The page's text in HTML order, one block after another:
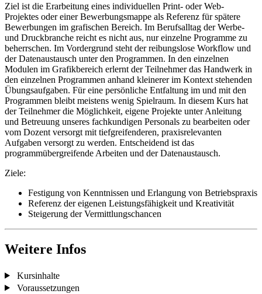
Ziel ist die Erarbeitung eines individuellen Print- oder Web-
Projektes oder einer Bewerbungsmappe als Referenz für spätere
Bewerbungen im grafischen Bereich. Im Berufsalltag der Werbe-
und Druckbranche reicht es nicht aus, nur einzelne Programme zu
beherrschen. Im Vordergrund steht der reibungslose Workflow und
der Datenaustausch unter den Programmen. In den einzelnen
Modulen im Grafikbereich erlernt der Teilnehmer das Handwerk in
den einzelnen Programmen anhand kleinerer im Kontext stehenden
Übungsaufgaben. Für eine persönliche Entfaltung im und mit den
Programmen bleibt meistens wenig Spielraum. In diesem Kurs hat
der Teilnehmer die Möglichkeit, eigene Projekte unter Anleitung
und Betreuung unseres fachkundigen Personals zu bearbeiten oder
vom Dozent versorgt mit tiefgreifenderen, praxisrelevanten
Aufgaben versorgt zu werden. Entscheidend ist das
programmübergreifende Arbeiten und der Datenaustausch.
Ziele:
Festigung von Kenntnissen und Erlangung von Betriebspraxis
Referenz der eigenen Leistungsfähigkeit und Kreativität
Steigerung der Vermittlungschancen
Weitere Infos
Kursinhalte
Voraussetzungen